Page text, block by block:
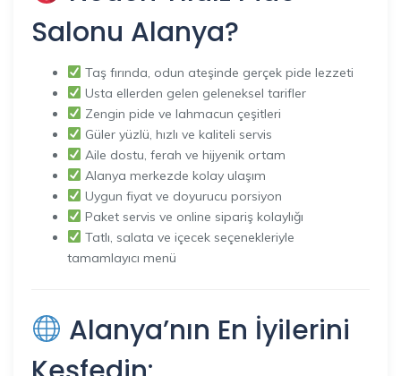
Salonu Alanya?
Taş fırında, odun ateşinde gerçek pide lezzeti
Usta ellerden gelen geleneksel tarifler
Zengin pide ve lahmacun çeşitleri
Güler yüzlü, hızlı ve kaliteli servis
Aile dostu, ferah ve hijyenik ortam
Alanya merkezde kolay ulaşım
Uygun fiyat ve doyurucu porsiyon
Paket servis ve online sipariş kolaylığı
Tatlı, salata ve içecek seçenekleriyle
tamamlayıcı menü
Alanya’nın En İyilerini